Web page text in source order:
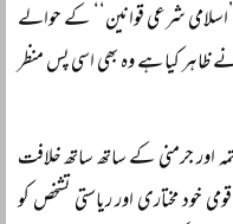
شرعی قوانین‘‘ کے حوالے
ظاہر کیا ہے وہ بھی اسی پس منظر
اور جرمنی کے ساتھ ساتھ خلافت
خود مختاری اور ریاستی تشخص کو